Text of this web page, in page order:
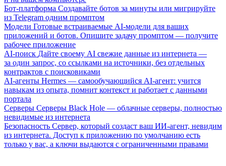
Бот-платформа Создавайте ботов за минуты или мигрируйте
из Telegram одним промптом
Модели Готовые встраиваемые AI-модели для ваших
приложений и ботов. Опишите задачу промптом — получите
рабочее приложение
AI-поиск Дайте своему AI свежие данные из интернета —
за один запрос, со ссылками на источники, без отдельных
контрактов с поисковиками
AI-агенты Hermes — самообучающийся AI-агент: учится
навыкам из опыта, помнит контекст и работает с данными
портала
Серверы Серверы Black Hole — облачные серверы, полностью
невидимые из интернета
Безопасность Сервер, который создаст ваш ИИ-агент, невидим
из интернета. Доступ к приложению по умолчанию есть
только у вас, а ключи выдаются с ограниченными правами